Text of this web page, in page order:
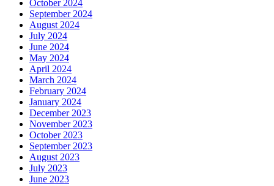
October 2024
September 2024
August 2024
July 2024
June 2024
May 2024
April 2024
March 2024
February 2024
January 2024
December 2023
November 2023
October 2023
September 2023
August 2023
July 2023
June 2023